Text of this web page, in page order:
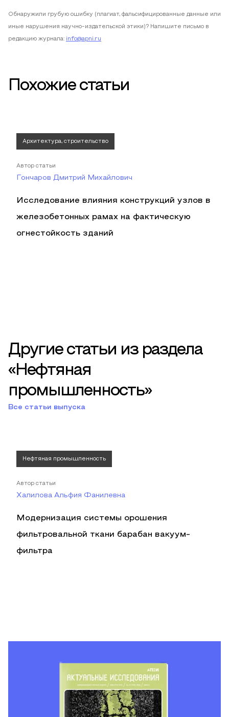
Обнаружили грубую ошибку (плагиат, фальсифицированные данные или
иные нарушения научно-издательской этики)? Напишите письмо в
редакцию журнала: info@apni.ru
Похожие статьи
Архитектура, строительство
Автор статьи
Гончаров Дмитрий Михайлович
Исследование влияния конструкций узлов в
железобетонных рамах на фактическую
огнестойкость зданий
Другие статьи из раздела
«Нефтяная
промышленность»
Все статьи выпуска
Нефтяная промышленность
Автор статьи
Халилова Альфия Фанилевна
Модернизация системы орошения
фильтровальной ткани барабан вакуум-
фильтра